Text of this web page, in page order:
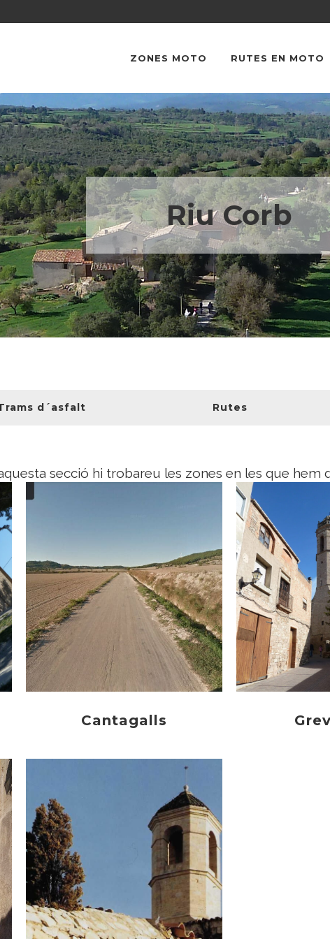
ZONES MOTO RUTES EN MOTO
Riu Corb
d´asfalt Rutes
secció hi trobareu les zones en les que hem
Cantagalls